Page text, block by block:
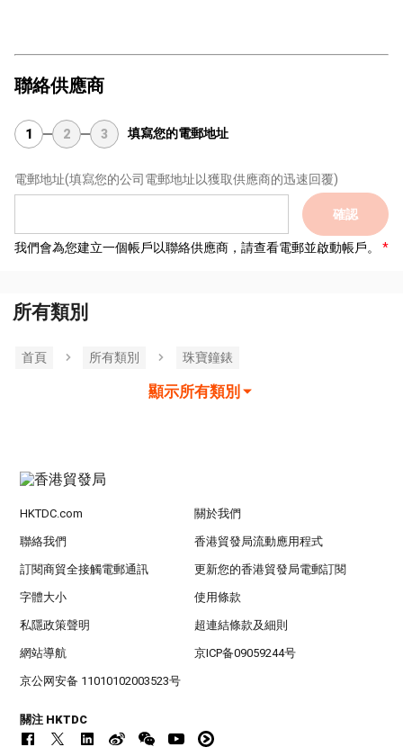
聯絡供應商
1 2 3 填寫您的電郵地址
電郵地址(填寫您的公司電郵地址以獲取供應商的迅速回覆)
確認
我們會為您建立一個帳戶以聯絡供應商，請查看電郵並啟動帳戶。
所有類別
首頁 所有類別 珠寶鐘錶
顯示所有類別
HKTDC.com 關於我們
聯絡我們 香港貿發局流動應用程式
訂閱商貿全接觸電郵通訊 更新您的香港貿發局電郵訂閱
字體大小 使用條款
私隱政策聲明 超連結條款及細則
網站導航 京ICP备09059244号
京公网安备 11010102003523号
關注 HKTDC